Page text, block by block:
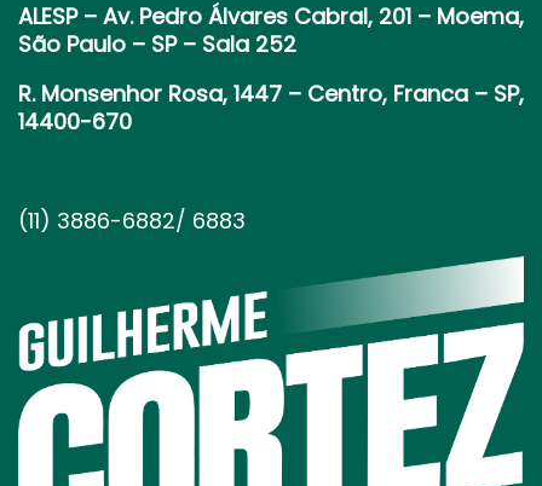
ALESP – Av. Pedro Álvares Cabral, 201 – Moema,
São Paulo – SP – Sala 252
R. Monsenhor Rosa, 1447 – Centro, Franca – SP,
14400-670
(11) 3886-6882/ 6883